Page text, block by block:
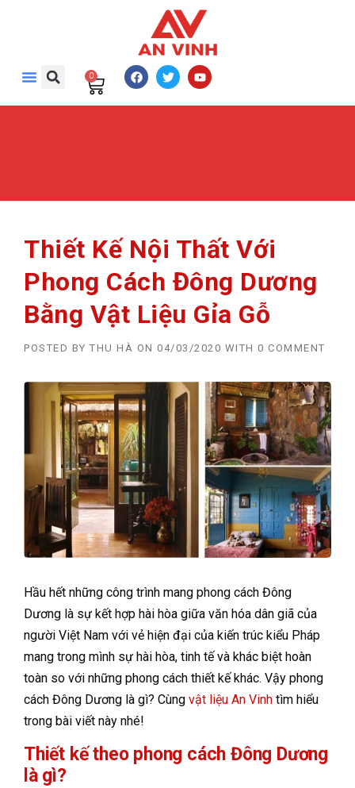
0
Thiết Kế Nội Thất Với
Phong Cách Đông Dương
Bằng Vật Liệu Gỉa Gỗ
POSTED BY THU HÀ ON 04/03/2020 WITH 0 COMMENT
Hầu hết những công trình mang phong cách Đông
Dương là sự kết hợp hài hòa giữa văn hóa dân giã của
người Việt Nam với vẻ hiện đại của kiến trúc kiểu Pháp
mang trong mình sự hài hòa, tinh tế và khác biệt hoàn
toàn so với những phong cách thiết kế khác. Vậy phong
cách Đông Dương là gì? Cùng vật liệu An Vinh tìm hiểu
trong bài viết này nhé!
Thiết kế theo phong cách Đông Dương
là gì?